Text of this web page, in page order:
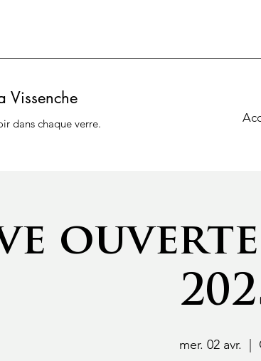
Vissenche
dans chaque verre.
mer. 02 avr.